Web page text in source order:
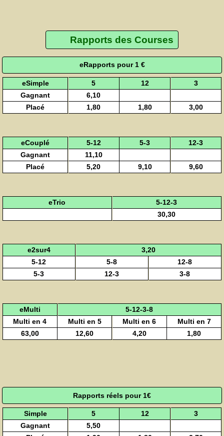
Rapports des Courses
eRapports pour 1 €
eSimple 5 12
3
Gagnant
6,10
Placé
1,80 1,80 3,00
eCouplé 5-12 5-3
12-3
Gagnant
11,10
Placé
5,20 9,10 9,60
eTrio
5-12-3
30,30
e2sur4
3,20
5-12
5-8
12-8
5-3
12-3 3-8
eMulti
5-12-3-8
Multi en 4
Multi en 5 Multi en 6
Multi en 7
63,00
12,60 4,20 1,80
Rapports réels pour 1€
Simple 5 12
3
Gagnant
5,50